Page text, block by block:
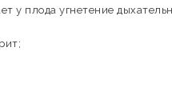
у плода угнетение